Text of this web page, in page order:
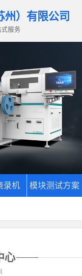
州）有限公司
服务
录机 模块测试方案
心